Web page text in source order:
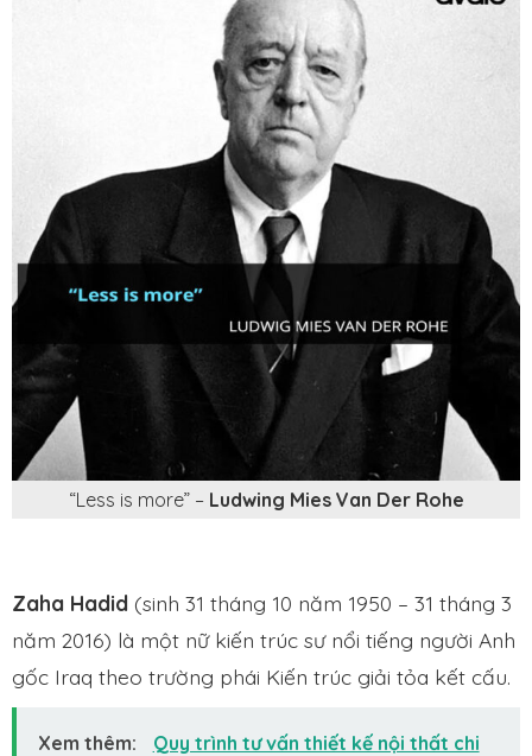
“Less is more” – Ludwing Mies Van Der Rohe
Zaha Hadid (sinh 31 tháng 10 năm 1950 – 31 tháng 3
năm 2016) là một nữ kiến trúc sư nổi tiếng người Anh
gốc Iraq theo trường phái Kiến trúc giải tỏa kết cấu.
Xem thêm:
Quy trình tư vấn thiết kế nội thất chi